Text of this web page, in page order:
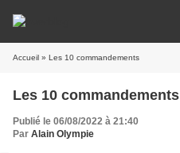
Accueil » Les 10 commandements
Les 10 commandements
Publié le 06/08/2022 à 21:40
Par Alain Olympie